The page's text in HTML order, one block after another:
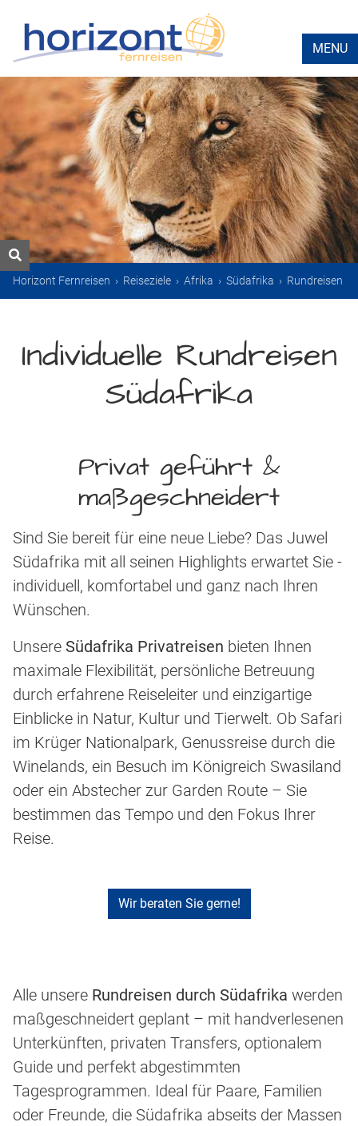
MENU
Horizont Fernreisen › Reiseziele › Afrika › Südafrika › Rundreisen
Individuelle Rundreisen
Südafrika
Privat geführt &
maßgeschneidert
Sind Sie bereit für eine neue Liebe? Das Juwel
Südafrika mit all seinen Highlights erwartet Sie -
individuell, komfortabel und ganz nach Ihren
Wünschen.
Unsere Südafrika Privatreisen bieten Ihnen
maximale Flexibilität, persönliche Betreuung
durch erfahrene Reiseleiter und einzigartige
Einblicke in Natur, Kultur und Tierwelt. Ob Safari
im Krüger Nationalpark, Genussreise durch die
Winelands, ein Besuch im Königreich Swasiland
oder ein Abstecher zur Garden Route – Sie
bestimmen das Tempo und den Fokus Ihrer
Reise.
Wir beraten Sie gerne!
Alle unsere Rundreisen durch Südafrika werden
maßgeschneidert geplant – mit handverlesenen
Unterkünften, privaten Transfers, optionalem
Guide und perfekt abgestimmten
Tagesprogrammen. Ideal für Paare, Familien
oder Freunde, die Südafrika abseits der Massen